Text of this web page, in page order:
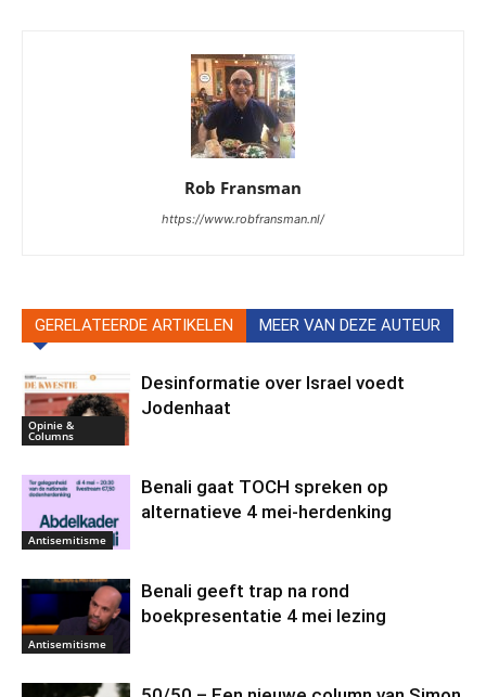
Rob Fransman
https://www.robfransman.nl/
GERELATEERDE ARTIKELEN MEER VAN DEZE AUTEUR
Opinie &
Columns
Desinformatie over Israel voedt
Jodenhaat
Antisemitisme
Benali gaat TOCH spreken op
alternatieve 4 mei-herdenking
Antisemitisme
Benali geeft trap na rond
boekpresentatie 4 mei lezing